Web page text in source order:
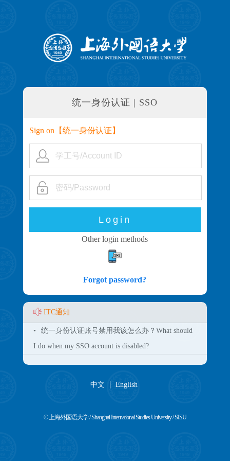
统一身份认证 | SSO
Sign on【统一身份认证 】
Other login methods
Forgot password?
ITC通知
•
统一身份认证账号禁用我该怎么办？What should
I do when my SSO account is disabled?
中文 English
© 上海外国语大学 / Shanghai International Studies University / SISU